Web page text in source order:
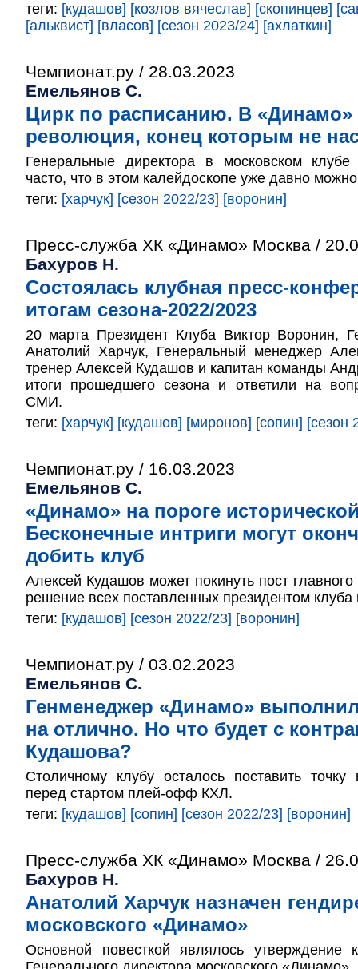
теги: [кудашов] [козлов вячеслав] [скопинцев]
[альквист] [власов] [сезон 2023/24] [ахлаткин]
Чемпионат.ру / 28.03.2023
Емельянов С.
Цирк по расписанию. В «Динамо»
революция, конец которым не
Генеральные директора в московском клубе
часто, что в этом калейдоскопе уже давно
теги: [харчук] [сезон 2022/23] [воронин]
Пресс-служба ХК «Динамо» Москва /
Бахуров Н.
Состоялась клубная пресс-
итогам сезона-2022/2023
20 марта Президент Клуба Виктор Воронин,
Анатолий Харчук, Генеральный менеджер
тренер Алексей Кудашов и капитан команды
итоги прошедшего сезона и ответили на
СМИ.
теги: [харчук] [кудашов] [миронов] [сопин] [сезон
Чемпионат.ру / 16.03.2023
Емельянов С.
«Динамо» на пороге
Бесконечные интриги могут
добить клуб
Алексей Кудашов может покинуть пост
решение всех поставленных президентом
теги: [кудашов] [сезон 2022/23] [воронин]
Чемпионат.ру / 03.02.2023
Емельянов С.
Генменеджер «Динамо»
на отлично. Но что будет с
Кудашова?
Столичному клубу осталось поставить
перед стартом плей-офф КХЛ.
теги: [кудашов] [сопин] [сезон 2022/23] [воронин]
Пресс-служба ХК «Динамо» Москва /
Бахуров Н.
Анатолий Харчук назначен
московского «Динамо»
Основной повесткой являлось утверждение